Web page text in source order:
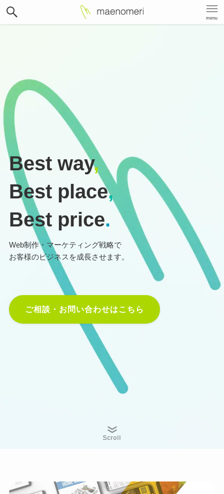
menu
Best way,
Best place,
Best price.
Web制作・マーケティング戦略で
お客様のビジネスを成長させます。
ご相談・お問い合わせはこちら
Scroll